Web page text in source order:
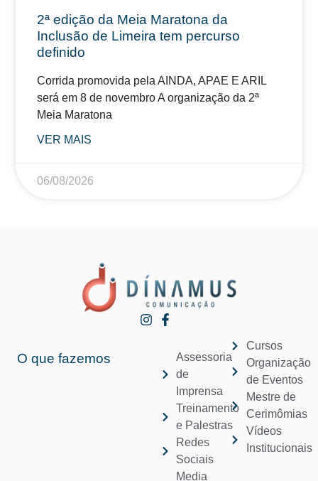
2ª edição da Meia Maratona da
Inclusão de Limeira tem percurso
definido
Corrida promovida pela AINDA, APAE E ARIL
será em 8 de novembro A organização da 2ª
Meia Maratona
VER MAIS
06/08/2026
O que fazemos
Assessoria
de
Imprensa
Treinamento
e Palestras
Redes
Sociais
Media
Cursos
Organização
de Eventos
Mestre de
Cerimômias
Vídeos
Institucionais